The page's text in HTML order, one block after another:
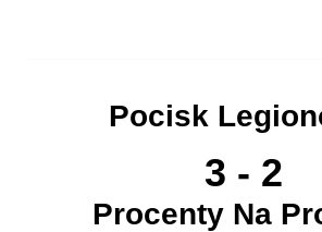
Pocisk
Procenty Na
3 - 2